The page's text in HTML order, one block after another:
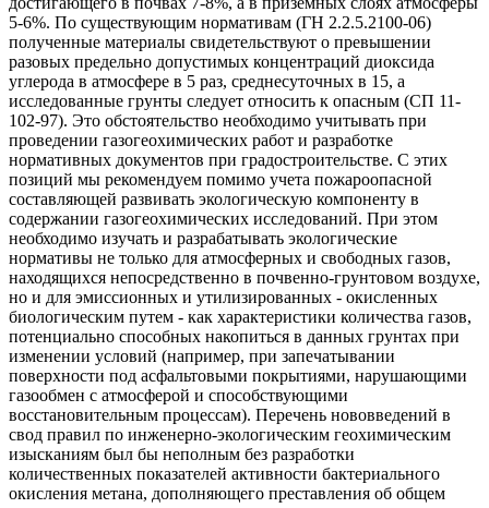
5-6%. По существующим нормативам (ГН 2.2.5.2100-06)
полученные материалы свидетельствуют о превышении
разовых предельно допустимых концентраций диоксида
углерода в атмосфере в 5 раз, среднесуточных в 15, а
исследованные грунты следует относить к опасным (СП 11-
102-97). Это обстоятельство необходимо учитывать при
проведении газогеохимических работ и разработке
нормативных документов при градостроительстве. С этих
позиций мы рекомендуем помимо учета пожароопасной
составляющей развивать экологическую компоненту в
содержании газогеохимических исследований. При этом
необходимо изучать и разрабатывать экологические
нормативы не только для атмосферных и свободных газов,
находящихся непосредственно в почвенно-грунтовом воздухе,
но и для эмиссионных и утилизированных - окисленных
биологическим путем - как характеристики количества газов,
потенциально способных накопиться в данных грунтах при
изменении условий (например, при запечатывании
поверхности под асфальтовыми покрытиями, нарушающими
газообмен с атмосферой и способствующими
восстановительным процессам). Перечень нововведений в
свод правил по инженерно-экологическим геохимическим
изысканиям был бы неполным без разработки
количественных показателей активности бактериального
окисления метана, дополняющего преставления об общем